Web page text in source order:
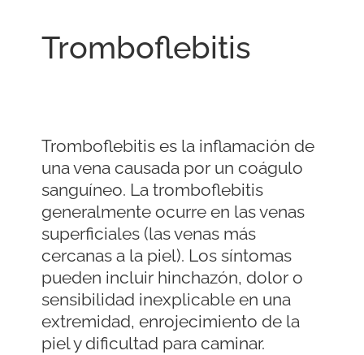
Tromboflebitis
Tromboflebitis es la inflamación de
una vena causada por un coágulo
sanguíneo. La tromboflebitis
generalmente ocurre en las venas
superficiales (las venas más
cercanas a la piel). Los síntomas
pueden incluir hinchazón, dolor o
sensibilidad inexplicable en una
extremidad, enrojecimiento de la
piel y dificultad para caminar.